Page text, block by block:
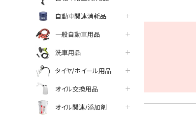
自動車関連消耗品
一般自動車用品
洗車用品
タイヤ/ホイール用品
オイル交換用品
オイル関連/添加剤